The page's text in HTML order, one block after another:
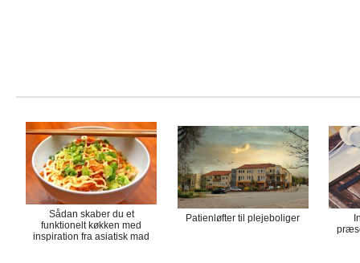
Sådan skaber du et
funktionelt køkken med
inspiration fra asiatisk mad
Patienløfter til plejeboliger